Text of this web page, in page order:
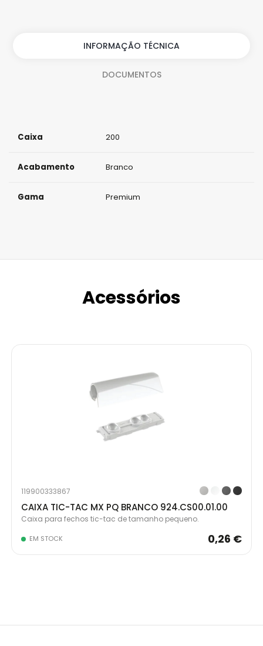
INFORMAÇÃO TÉCNICA
DOCUMENTOS
Caixa 200
Acabamento Branco
Gama Premium
Acessórios
119900333867
CAIXA TIC-TAC MX PQ BRANCO 924.CS00.01.00
Caixa para fechos tic-tac de tamanho pequeno.
EM STOCK 0,26 €